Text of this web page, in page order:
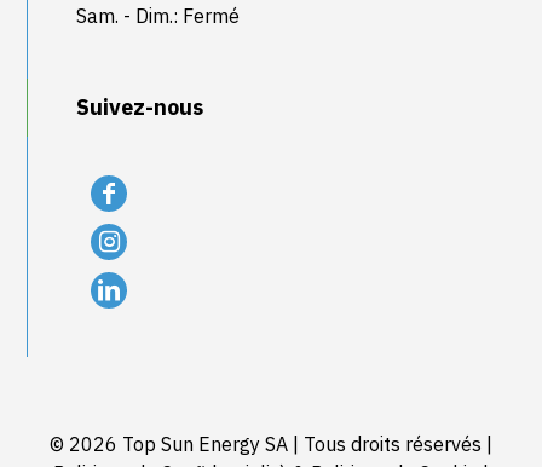
Sam. - Dim.: Fermé
Suivez-nous
© 2026 Top Sun Energy SA | Tous droits réservés |